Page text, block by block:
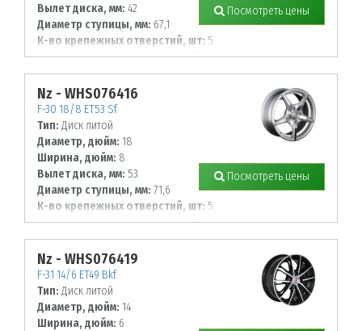
Вылет диска, мм: 42
Диаметр ступицы, мм: 67,1
К-во крепежных отверстий, шт: 5
Диаметр располож. отверстий, мм:
120
Посмотреть цены
Nz - WHS076416
F-30 18/8 ET53 Sf
Тип: Диск литой
Диаметр, дюйм: 18
Ширина, дюйм: 8
Вылет диска, мм: 53
Диаметр ступицы, мм: 71,6
К-во крепежных отверстий, шт: 5
Диаметр располож. отверстий, мм:
130
Посмотреть цены
Nz - WHS076419
F-31 14/6 ET49 Bkf
Тип: Диск литой
Диаметр, дюйм: 14
Ширина, дюйм: 6